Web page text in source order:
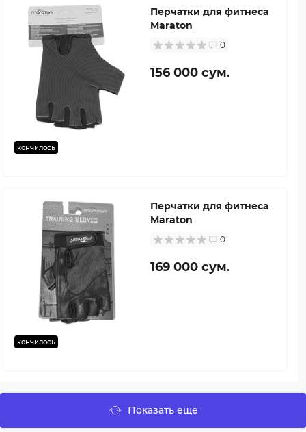
кончилось
Перчатки для фитнеса
Maraton
0
156 000 сум.
кончилось
Перчатки для фитнеса
Maraton
0
169 000 сум.
Показать еще